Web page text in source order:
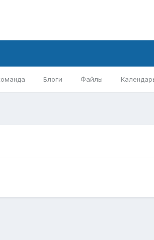
Блоги Файлы